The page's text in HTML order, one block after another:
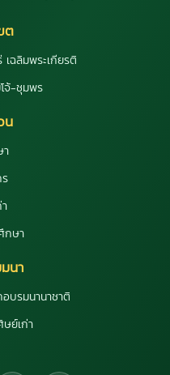
ต
ฉลิมพระเกียรติ
จ้-ชุมพร
น
กษา
นา
บรมนานาชาติ
ย์เก่า